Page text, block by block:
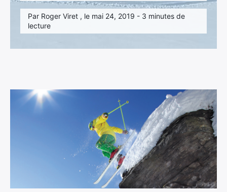
Par Roger Viret , le mai 24, 2019 - 3 minutes de
lecture